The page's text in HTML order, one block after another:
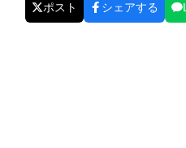
ポスト シェアする